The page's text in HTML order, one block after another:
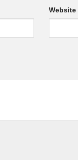
Website